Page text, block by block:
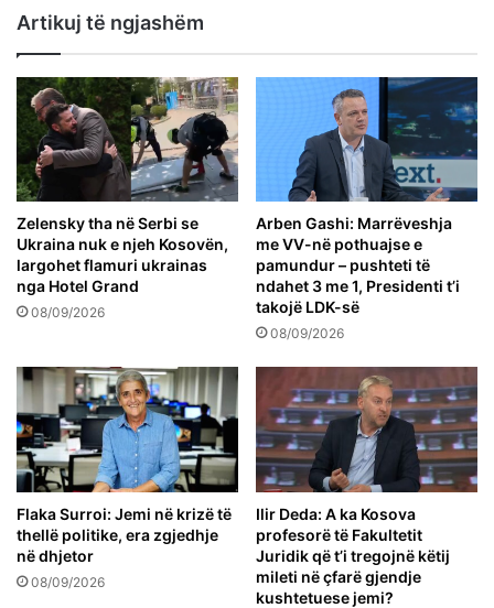
Artikuj të ngjashëm
Zelensky tha në Serbi se
Ukraina nuk e njeh Kosovën,
largohet flamuri ukrainas
nga Hotel Grand
08/09/2026
Arben Gashi: Marrëveshja
me VV-në pothuajse e
pamundur – pushteti të
ndahet 3 me 1, Presidenti t’i
takojë LDK-së
08/09/2026
Flaka Surroi: Jemi në krizë të
thellë politike, era zgjedhje
në dhjetor
08/09/2026
Ilir Deda: A ka Kosova
profesorë të Fakultetit
Juridik që t’i tregojnë këtij
mileti në çfarë gjendje
kushtetuese jemi?